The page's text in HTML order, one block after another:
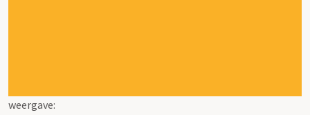
weergave: